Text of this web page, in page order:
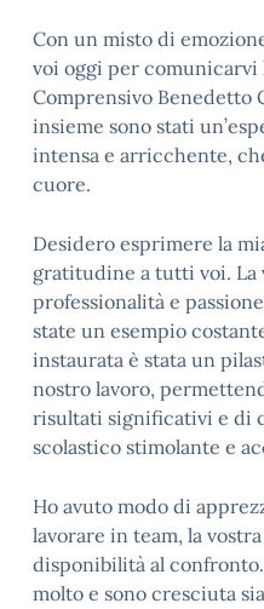
Con un misto di
voi oggi per comunicarvi
Comprensivo Benedetto
insieme sono stati
intensa e arricchente,
cuore.
Desidero esprimere la
gratitudine a tutti voi. La
professionalità e
state un esempio
instaurata è stata un
nostro lavoro,
risultati significativi e di
scolastico stimolante e
Ho avuto modo di
lavorare in team, la
disponibilità al
molto e sono cresciuta